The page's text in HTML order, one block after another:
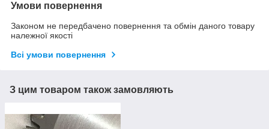
Умови повернення
Законом не передбачено повернення та обмін даного товару
належної якості
Всі умови повернення
З цим товаром також замовляють